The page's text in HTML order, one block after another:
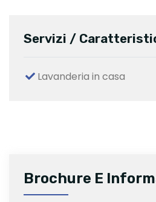
Servizi /
Lavanderia in casa
Brochure E